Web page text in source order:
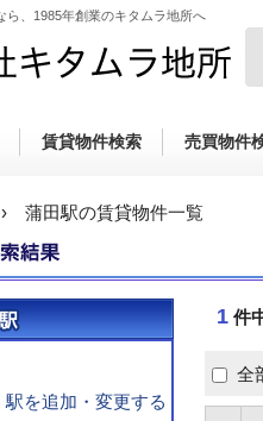
ら、1985年創業のキタムラ地所へ
株
賃貸物件検索 売買物件
蒲田駅の賃貸物件一覧
1 件
全
駅を追加・変更する